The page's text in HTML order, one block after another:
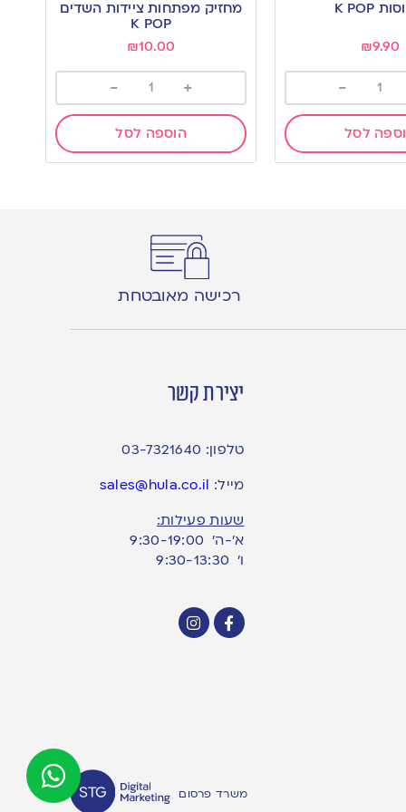
₪9.90
-
לסל
wishlist
מחזיק מפתחות ציידות השדים
K POP
₪10.00
+
-
הוספה לסל
רכישה מאובטחת
יצירת קשר
טלפון: 03-7321640
מייל: sales@hula.co.il
שעות פעילות:
א’-ה’ 9:30-19:00
ו׳ 9:30-13:30
משרד פרסום